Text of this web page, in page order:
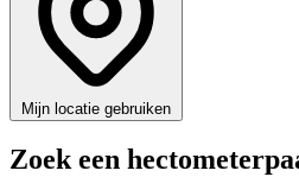
Mijn locatie gebruiken
Zoek een